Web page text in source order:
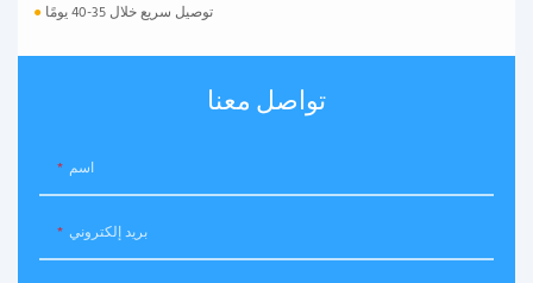
●
توصيل سريع خلال 35-40 يومًا
تواصل معنا
اسم
بريد إلكتروني